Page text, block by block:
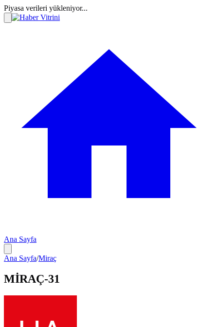
Piyasa verileri yükleniyor...
Ana Sayfa
Ana Sayfa/Miraç
MİRAÇ-31